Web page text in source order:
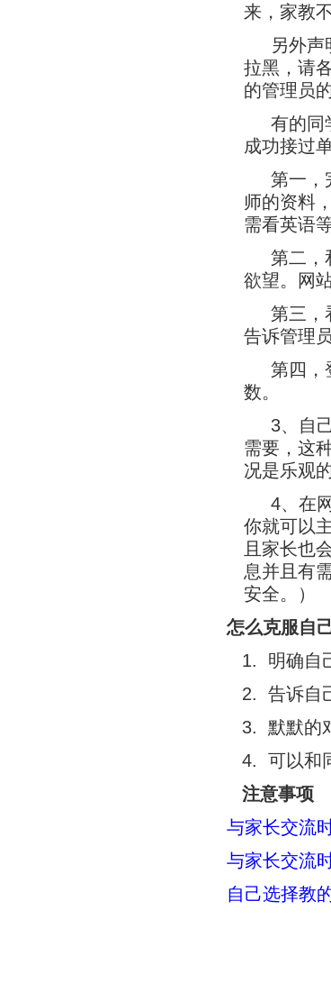
来，家教
另外
拉黑，请
的管理员
有的同
成功接过
第一，
师的资料
需看英语等
第二，
欲望。网
第三，
告诉管理员
第四，
数。
3、自
需要，这
况是乐观的
4、在
你就可以
且家长也
息并且有
安全。）
怎么克服自
1. 明确自
2. 告诉自
3. 默默的
4. 可以和
注意事项
与家长交流
与家长交流
自己选择教